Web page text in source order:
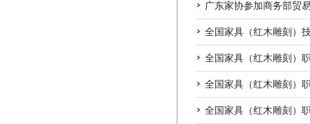
广东家协参加商务部贸
全国家具（红木雕刻）
全国家具（红木雕刻）
全国家具（红木雕刻）
全国家具（红木雕刻）